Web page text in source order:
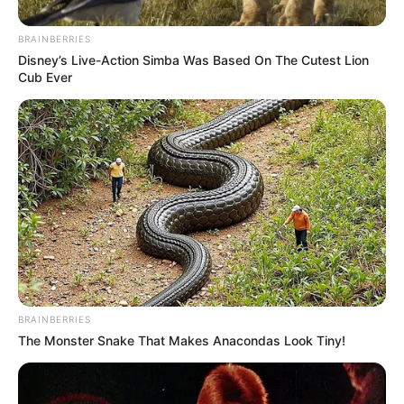
De acuerdo con el reporte preliminar delDepartamento
Administrativo de Tránsito y Transporte (DATT)
se movilizaba como pasajera en una motocicleta de
placaWOV-19E
en laClínica Barú.
BRAINBERRIES
Disney’s Live-Action Simba Was Based On The Cutest Lion
Cub Ever
BRAINBERRIES
The Monster Snake That Makes Anacondas Look Tiny!